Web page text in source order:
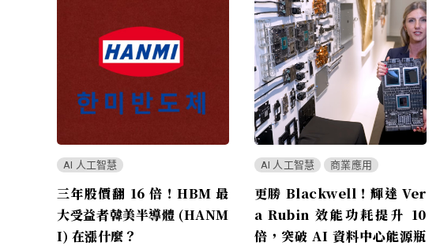
AI 人工智慧
三年股價翻 16 倍！HBM 最
大受益者韓美半導體 (HANM
I) 在漲什麼？
AI 人工智慧 商業應用
更勝 Blackwell！輝達 Ver
a Rubin 效能功耗提升 10
倍，突破 AI 資料中心能源瓶